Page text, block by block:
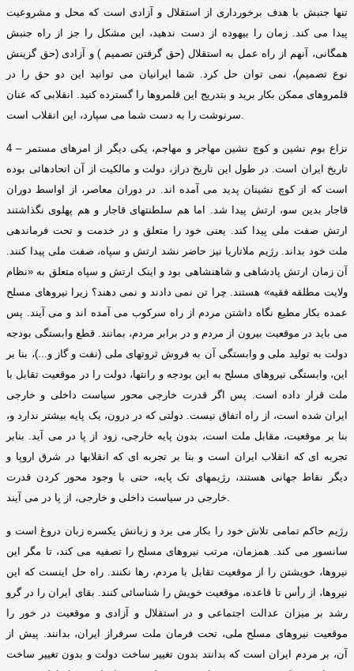
تنها جنبش با هدف برخورداری از استقلال و آزادی است که محل و مشروعیت
پیدا می کند
.زمان را بیهوده از دست ندهید، این مشکل را جز از راه جنبش
همگانی، آنهم از راه عمل به استقلال (حق گرفتن تصمیم )و آزادی(حق گزینش
نوع تصمیم)، نمی توان حل کرد
شما ایرانیان می توانید این دو حق را در
قلمروهای ممکن بکار برید و بتدریج این قلمروها را گسترده کنید
انقلابی که عنان
سرنوشت را به دست شما می سپارد، این انقلاب است
4 – نزاع بوم نشین و کوچ نشین مهاجر و مهاجم، یکی دیگر از امرهای مستمر
تاریخ ایران است در طول این تاریخ دراز، دولت و مالکیت از آن اتحادهائی بوده
است که از کوچ نشینان پدید می آمده اند
در دوران معاصر، از اواسط دوران
قاجار بدین سو، ارتش پیدا شد
اما هم سلطنتهای قاجار و هم پهلوی نگذاشتند
ارتش صفت ملی پیدا کند
یعنی خود را متعلق و در خدمت و تحت فرماندهی
ملت خود بداند
.رﮊیم ملاتاریا نیز حاضر نشد ارتش و سپاه، صفت ملی پیدا کنند
آن زمان ارتش پادشاهی و شاهنشاهی بود و اینک ارتش و سپاه متعلق به «نظام
ولایت مطلقه فقیه» هستند
چرا تن نمی دادند و نمی دهند؟ زیرا نیروهای مسلح
عمده بکار مطیع نگاه داشتن مردم از راه سرکوب می آمده اند و می آیند
پس
می باید در موقعیت بیرون از مردم و در برابر مردم، بمانند
قطع وابستگی بودجه
دولت به تولید ملی و وابستگی آن به فروش ثروتهای ملی (نفت و گاز و ...)، بنا بر
این، وابستگی نیروهای مسلح به این بودجه و رانتها، دولت را در موقعیت تقابل با
ملت قرار داده است
پس اگر قدرت خارجی محور سیاست داخلی و خارجی
ایران شده است، از راه اتفاق نیست. دولتی که در درون، یک پایه بیشتر ندارد و،
بنا بر موقعیت، مقابل ملت است، بدون پایه خارجی، زود از پا در می آید
بنابر
تجربه ای که انقلاب ایران است و بنا بر تجربه ای که انقلابها در شرق اروپا و
دیگر نقاط جهانی هستند، رﮊیمهای تک پایه، حتی با وجود محور کردن قدرت
خارجی در سیاست داخلی و خارجی، از پا در می آیند
رﮊیم حاکم تمامی تلاش خود را بکار می برد و زبانش یکسره زبان دروغ است و
سانسور می کند
همزمان، مرتب نیروهای مسلح را تصفیه می کند، تا مگر این
نیروها، خویشتن را از موقعیت تقابل با مردم، رها نکنند
.راه حل اینست که این
نیروها، از رأس تا قاعده، موقعیت خویش را شناسائی کنند
بقای ایران را در گرو
رشد بر میزان عدالت اجتماعی و در استقلال و آزادی و موقعیت در خور را
موقعیت نیروهای مسلح ملی، تحت فرمان ملت سرفراز ایران، بدانند
پیش از
آن، بر مردم ایران است که بدانند بدون تغییر ساخت دولت و بدون تغییر ساخت